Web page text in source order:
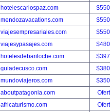
hotelescarlospaz.com
mendozavacations.com
viajesempresariales.com
viajesypasajes.com
hotelesdebariloche.com
guiadecusco.com
mundoviajeros.com
aboutpatagonia.com
africaturismo.com